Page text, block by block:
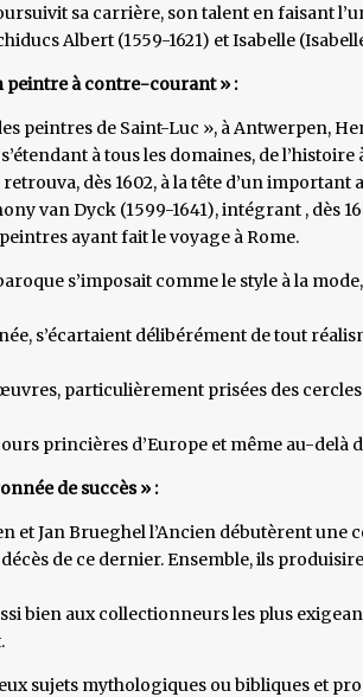
sa carrière, son talent en faisant
Albert (1559-1621) et Isabelle
peintre à contre-courant » :
peintres de Saint-Luc », à Antwerpen,
à tous les domaines, de
dès 1602, à la tête d’un important
van Dyck (1599-1641), intégrant , dès
ayant fait le voyage à Rome.
s’imposait comme le style à la
s’écartaient délibérément de tout
particulièrement prisées des
princières d’Europe et même au-delà
de succès » :
et Jan Brueghel l’Ancien débutèrent
de ce dernier. Ensemble, ils
bien aux collectionneurs les plus
sujets mythologiques ou bibliques et